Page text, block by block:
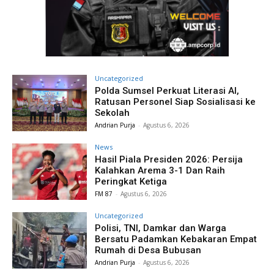
Uncategorized
Polda Sumsel Perkuat Literasi AI,
Ratusan Personel Siap Sosialisasi ke
Sekolah
Andrian Purja - Agustus 6, 2026
News
Hasil Piala Presiden 2026: Persija
Kalahkan Arema 3-1 Dan Raih
Peringkat Ketiga
FM 87 - Agustus 6, 2026
Uncategorized
Polisi, TNI, Damkar dan Warga
Bersatu Padamkan Kebakaran Empat
Rumah di Desa Bubusan
Andrian Purja - Agustus 6, 2026